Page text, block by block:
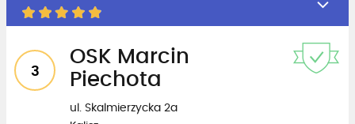
3
OSK Marcin
Piechota
ul. Skalmierzycka 2a